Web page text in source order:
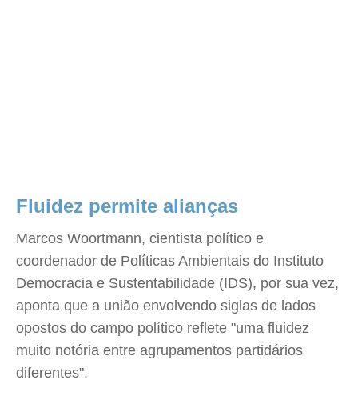
Fluidez permite alianças
Marcos Woortmann, cientista político e
coordenador de Políticas Ambientais do Instituto
Democracia e Sustentabilidade (IDS), por sua vez,
aponta que a união envolvendo siglas de lados
opostos do campo político reflete "uma fluidez
muito notória entre agrupamentos partidários
diferentes".